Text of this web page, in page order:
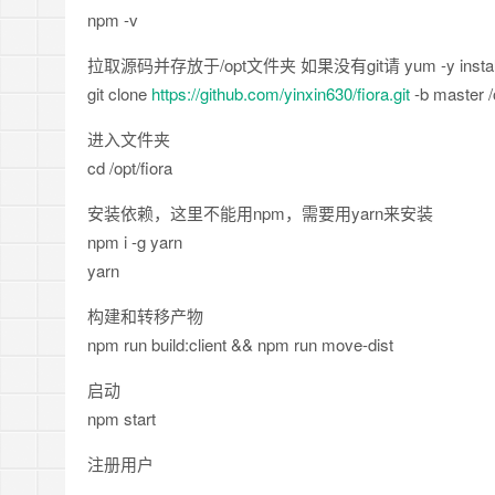
npm -v
拉取源码并存放于/opt文件夹 如果没有git请 yum -y
git clone https://github.com/yinxin630/fiora.git-b master
进入文件夹
cd /opt/fiora
安装依赖，这里不能用npm，需要用yarn来安装
npm i -g yarn
yarn
构建和转移产物
npm run build:client && npm run move-dist
启动
npm start
注册用户